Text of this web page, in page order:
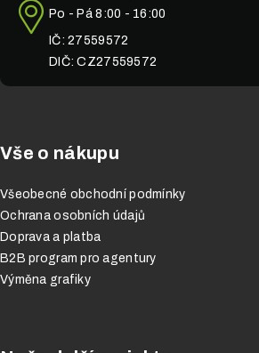
Po - Pá 8:00 - 16:00
IČ: 27559572
DIČ: CZ27559572
Vše o nákupu
Všeobecné obchodní podmínky
Ochrana osobních údajů
Doprava a platba
B2B program pro agentury
Výměna grafiky